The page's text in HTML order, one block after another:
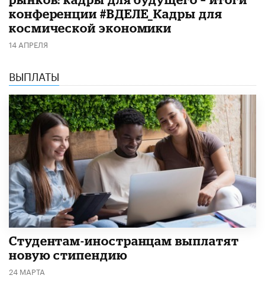
конференции #ВДЕЛЕ_Кадры для
космической экономики
14 АПРЕЛЯ
ВЫПЛАТЫ
Студентам-иностранцам выплатят
новую стипендию
24 МАРТА